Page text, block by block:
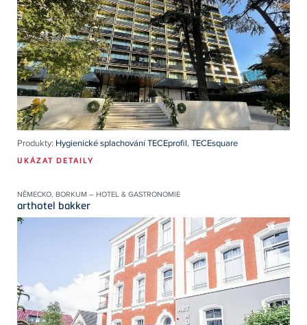
Produkty: Hygienické splachování TECEprofil,TECEsquare
UKÁZAT DETAILY
NĚMECKO, BORKUM – HOTEL & GASTRONOMIE
arthotel bakker